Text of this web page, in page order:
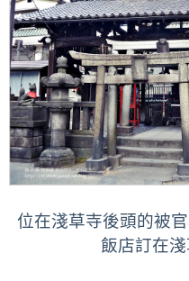
位在淺草寺後頭的被
飯店訂在